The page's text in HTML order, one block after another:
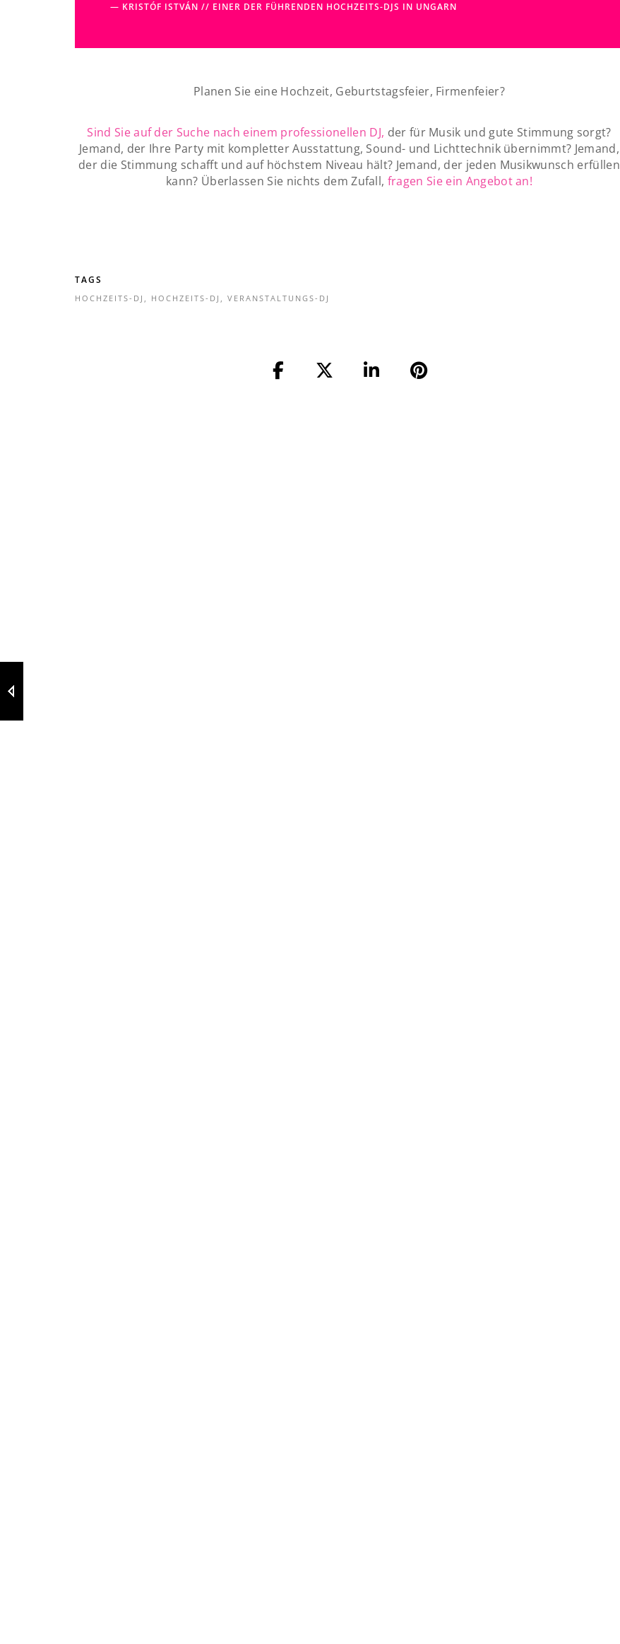
KRISTÓF ISTVÁN // EINER DER FÜHRENDEN HOCHZEITS-DJS IN UNGARN
Planen Sie eine Hochzeit, Geburtstagsfeier, Firmenfeier?
Sind Sie auf der Suche nach einem professionellen DJ, der für Musik und gute Stimmung sorgt?
Jemand, der Ihre Party mit kompletter Ausstattung, Sound- und Lichttechnik übernimmt? Jemand,
der die Stimmung schafft und auf höchstem Niveau hält? Jemand, der jeden Musikwunsch erfüllen
kann? Überlassen Sie nichts dem Zufall, fragen Sie ein Angebot an!
TAGS
HOCHZEITS-DJ , HOCHZEITS-DJ , VERANSTALTUNGS-DJ